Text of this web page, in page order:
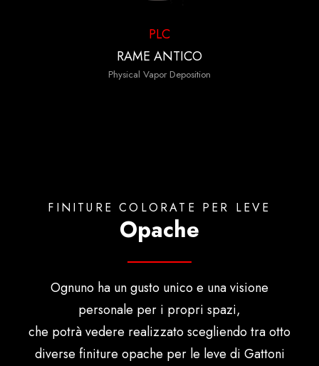
PLC
RAME ANTICO
Physical Vapor Deposition
FINITURE COLORATE PER LEVE
Opache
Ognuno ha un gusto unico e una visione
personale per i propri spazi,
che potrà vedere realizzato scegliendo tra otto
diverse finiture opache per le leve di Gattoni